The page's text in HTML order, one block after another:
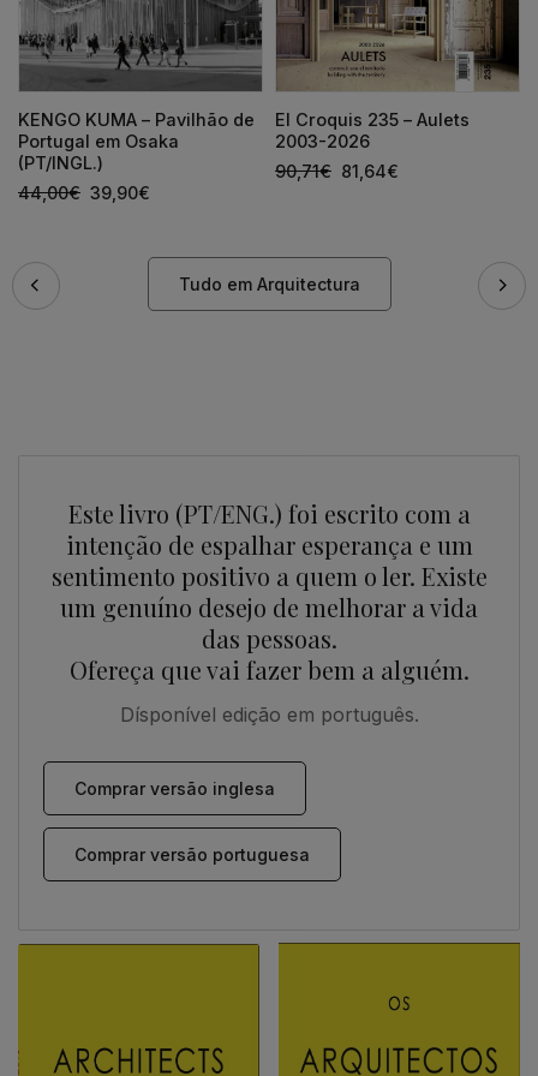
KENGO KUMA – Pavilhão de
Portugal em Osaka
(PT/INGL.)
44,00€ 39,90€
El Croquis 235 – Aulets
2003-2026
90,71€ 81,64€
Tudo em Arquitectura
Este livro (PT/ENG.) foi escrito com a
intenção de espalhar esperança e um
sentimento positivo a quem o ler. Existe
um genuíno desejo de melhorar a vida
das pessoas.
Ofereça que vai fazer bem a alguém.
Dísponível edição em português.
Comprar versão inglesa
Comprar versão portuguesa